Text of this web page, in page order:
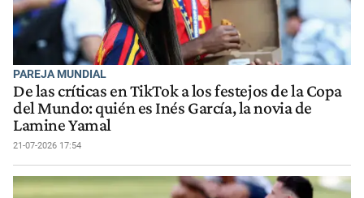
PAREJA MUNDIAL
De las críticas en TikTok a los festejos de la Copa
del Mundo: quién es Inés García, la novia de
Lamine Yamal
21-07-2026 17:54